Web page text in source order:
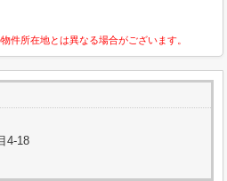
件所在地とは異なる場合がございます。
4-18